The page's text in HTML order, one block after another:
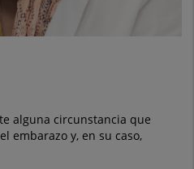
alguna circunstancia que
embarazo y, en su caso,